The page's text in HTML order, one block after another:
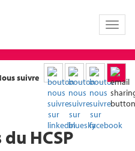
Toggle
suivre
HCSP